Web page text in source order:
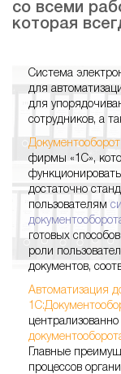
со всеми
которая
Система
для
для
сотрудников, а
фирмы «1С»,
достаточно
пользователям
готовых
роли
документов,
Автоматизация
Главные
процессов